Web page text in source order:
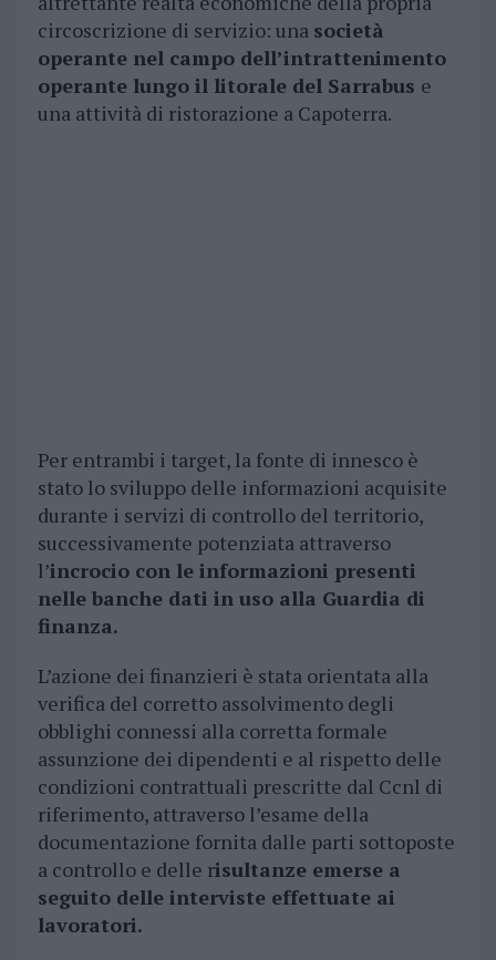
circoscrizione di servizio: una società
operante nel campo dell’intrattenimento
operante lungo il litorale del Sarrabus e
una attività di ristorazione a Capoterra.
Per entrambi i target, la fonte di innesco è
stato lo sviluppo delle informazioni acquisite
durante i servizi di controllo del territorio,
successivamente potenziata attraverso
l’incrocio con le informazioni presenti
nelle banche dati in uso alla Guardia di
finanza.
L’azione dei finanzieri è stata orientata alla
verifica del corretto assolvimento degli
obblighi connessi alla corretta formale
assunzione dei dipendenti e al rispetto delle
condizioni contrattuali prescritte dal Ccnl di
riferimento, attraverso l’esame della
documentazione fornita dalle parti sottoposte
a controllo e delle risultanze emerse a
seguito delle interviste effettuate ai
lavoratori.